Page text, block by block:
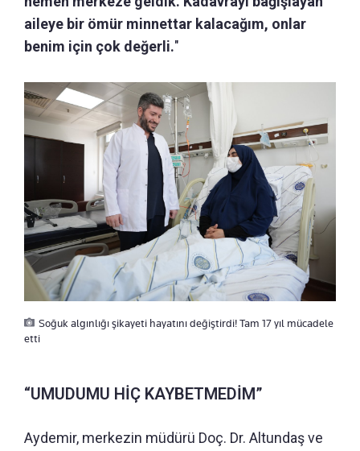
aileye bir ömür minnettar kalacağım, onlar
benim için çok değerli."
Soğuk algınlığı şikayeti hayatını değiştirdi! Tam 17 yıl mücadele
etti
“UMUDUMU HİÇ KAYBETMEDİM”
Aydemir, merkezin müdürü Doç. Dr. Altundaş ve